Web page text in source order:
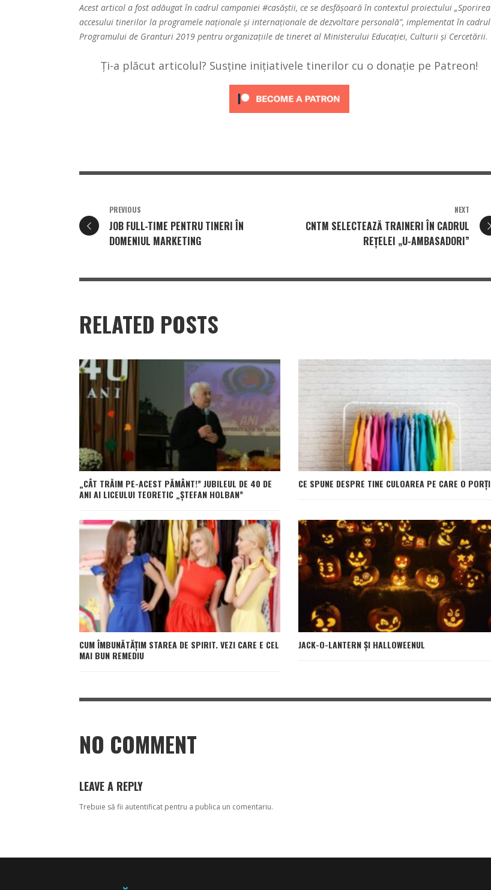
Acest articol a fost adăugat în cadrul campaniei #casăștii, ce se desfășoară în contextul proiectului „Sporirea
accesului tinerilor la programele naționale și internaționale de dezvoltare personală”, implementat în cadrul
Programului de Granturi 2019 pentru organizațiile de tineret al Ministerului Educației, Culturii și Cercetării.
Ți-a plăcut articolul? Susține inițiativele tinerilor cu o donație pe Patreon!
PREVIOUS
JOB FULL-TIME PENTRU TINERI ÎN
DOMENIUL MARKETING
NEXT
CNTM SELECTEAZĂ TRAINERI ÎN CADRUL
REȚELEI „U-AMBASADORI”
RELATED POSTS
„CÂT TRĂIM PE-ACEST PĂMÂNT!” JUBILEUL DE 40 DE
ANI AI LICEULUI TEORETIC „ȘTEFAN HOLBAN”
CE SPUNE DESPRE TINE CULOAREA PE CARE O PORȚI
CUM ÎMBUNĂTĂȚIM STAREA DE SPIRIT. VEZI CARE E CEL
MAI BUN REMEDIU
JACK-O-LANTERN ȘI HALLOWEENUL
NO COMMENT
LEAVE A REPLY
Trebuie să fii autentificat pentru a publica un comentariu.